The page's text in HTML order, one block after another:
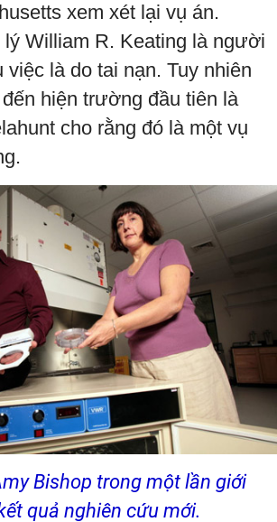
xem xét lại vụ án.
William R. Keating là người
việc là do tai nạn. Tuy nhiên
hiện trường đầu tiên là
cho rằng đó là một vụ
Bishop trong một lần giới
quả nghiên cứu mới.